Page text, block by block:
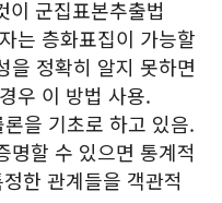
군집표본추출법
층화표집이 가능할
을 정확히 알지 못하면
우 이 방법 사용.
을 기초로 하고 있음.
명할 수 있으면 통계적
한 관계들을 객관적